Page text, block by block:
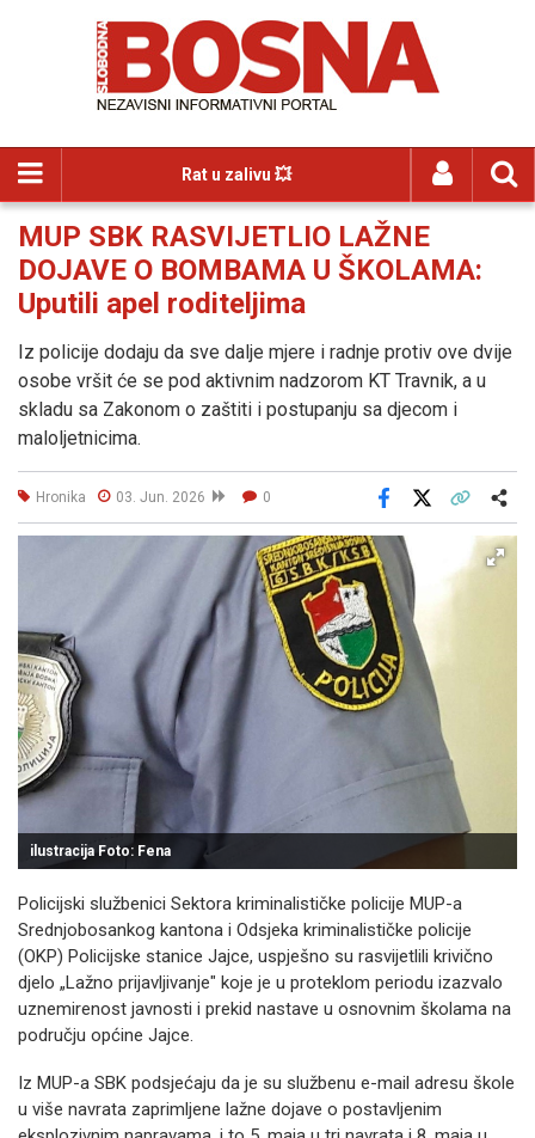
Rat u zalivu 💥
MUP SBK RASVIJETLIO LAŽNE
DOJAVE O BOMBAMA U ŠKOLAMA:
Uputili apel roditeljima
Iz policije dodaju da sve dalje mjere i radnje protiv ove dvije
osobe vršit će se pod aktivnim nadzorom KT Travnik, a u
skladu sa Zakonom o zaštiti i postupanju sa djecom i
maloljetnicima.
Hronika 03. Jun. 2026 0
Facebook
ilustracija Foto: Fena
Policijski službenici Sektora kriminalističke policije MUP-a
Srednjobosankog kantona i Odsjeka kriminalističke policije
(OKP) Policijske stanice Jajce, uspješno su rasvijetlili krivično
djelo „Lažno prijavljivanje" koje je u proteklom periodu izazvalo
uznemirenost javnosti i prekid nastave u osnovnim školama na
području općine Jajce.
Iz MUP-a SBK podsjećaju da je su službenu e-mail adresu škole
u više navrata zaprimljene lažne dojave o postavljenim